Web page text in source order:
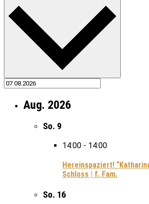
Aug. 2026
So. 9
14:00 - 14:00
Hereinspaziert!
Schloss | f. Fam.
So. 16